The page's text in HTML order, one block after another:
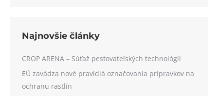
Najnovšie články
CROP ARENA – Súťaž pestovateľských technológií
EÚ zavádza nové pravidlá označovania prípravkov na
ochranu rastlín